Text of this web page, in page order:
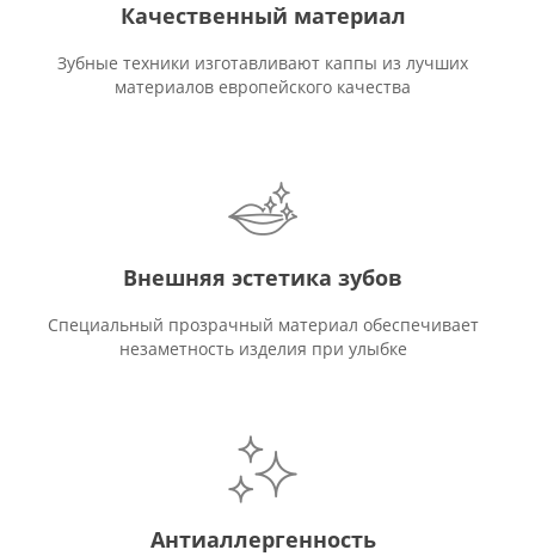
Качественный материал
Зубные техники изготавливают каппы из лучших
материалов европейского качества
Внешняя эстетика зубов
Специальный прозрачный материал обеспечивает
незаметность изделия при улыбке
Антиаллергенность